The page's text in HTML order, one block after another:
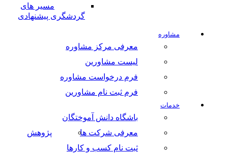
مسیر های
گردشگری پیشنهادی
مشاوره
معرفی مرکز مشاوره
لیست مشاورین
فرم درخواست مشاوره
فرم ثبت نام مشاورین
خدمات
باشگاه دانش آموختگان
معرفی شرکت ها
پژوهش
ثبت نام کسب و کارها